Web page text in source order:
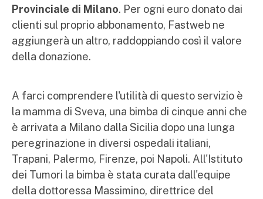
Provinciale di Milano. Per ogni euro donato dai
clienti sul proprio abbonamento, Fastweb ne
aggiungerà un altro, raddoppiando così il valore
della donazione.
A farci comprendere l'utilità di questo servizio è
la mamma di Sveva, una bimba di cinque anni che
è arrivata a Milano dalla Sicilia dopo una lunga
peregrinazione in diversi ospedali italiani,
Trapani, Palermo, Firenze, poi Napoli. All'Istituto
dei Tumori la bimba è stata curata dall'equipe
della dottoressa Massimino, direttrice del